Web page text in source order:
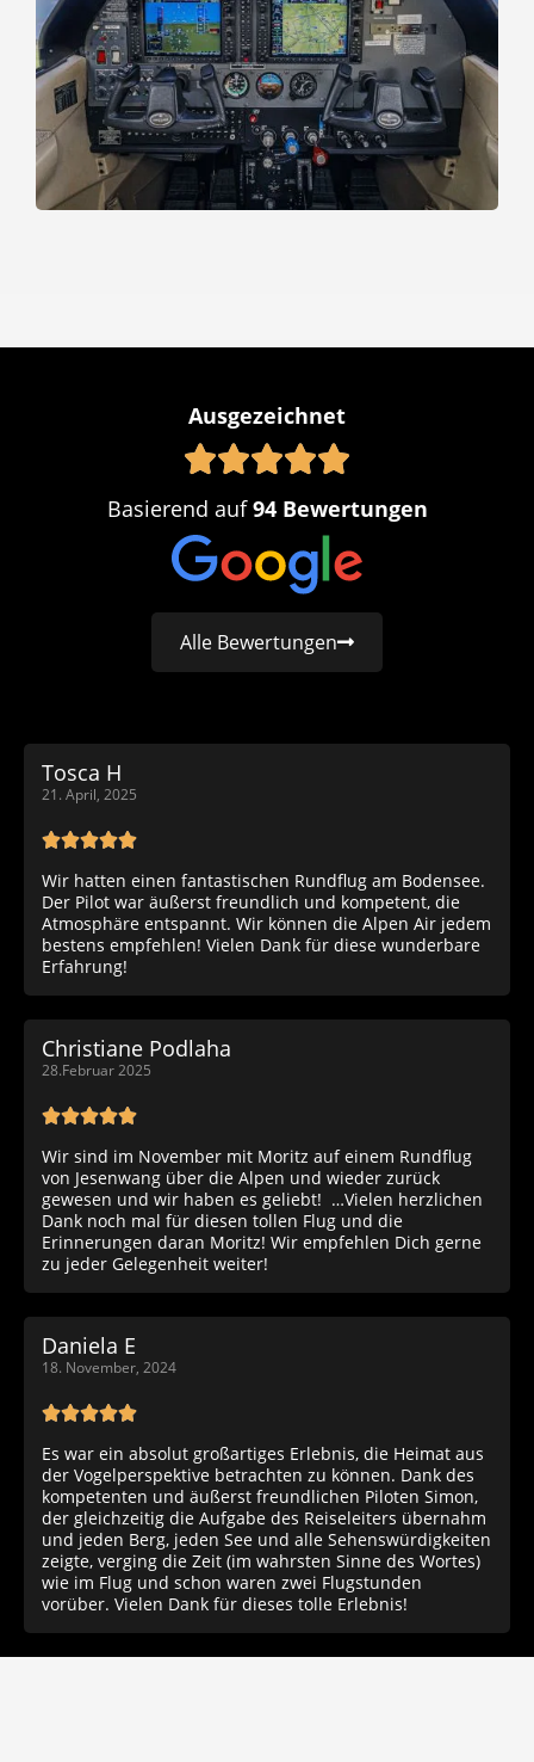
Ausgezeichnet
Basierend auf94 Bewertungen
Alle Bewertungen
Tosca H
21. April, 2025
Wir hatten einen fantastischen Rundflug am Bodensee.
Der Pilot war äußerst freundlich und kompetent, die
Atmosphäre entspannt. Wir können die Alpen Air jedem
bestens empfehlen! Vielen Dank für diese wunderbare
Erfahrung!
Christiane Podlaha
28.Februar 2025
Wir sind im November mit Moritz auf einem Rundflug
von Jesenwang über die Alpen und wieder zurück
gewesen und wir haben es geliebt! …Vielen herzlichen
Dank noch mal für diesen tollen Flug und die
Erinnerungen daran Moritz! Wir empfehlen Dich gerne
zu jeder Gelegenheit weiter!
Daniela E
18. November, 2024
Es war ein absolut großartiges Erlebnis, die Heimat aus
der Vogelperspektive betrachten zu können. Dank des
kompetenten und äußerst freundlichen Piloten Simon,
der gleichzeitig die Aufgabe des Reiseleiters übernahm
und jeden Berg, jeden See und alle Sehenswürdigkeiten
zeigte, verging die Zeit (im wahrsten Sinne des Wortes)
wie im Flug und schon waren zwei Flugstunden
vorüber. Vielen Dank für dieses tolle Erlebnis!